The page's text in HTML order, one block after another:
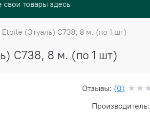
(Этуаль) C738, 8 м. (по 1 шт)
C738, 8 м. (по 1 шт)
Отзывы: (0)
Производитель: